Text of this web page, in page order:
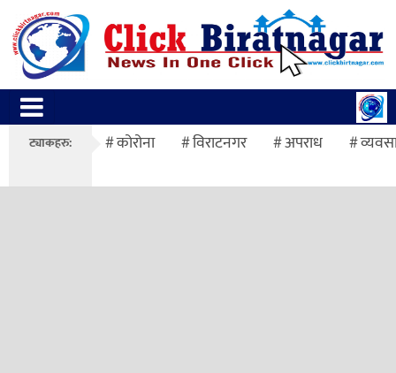
ट्याकहरु: कोरोना विराटनगर अपराध